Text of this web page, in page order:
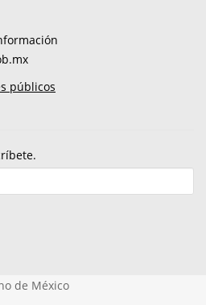
públicos